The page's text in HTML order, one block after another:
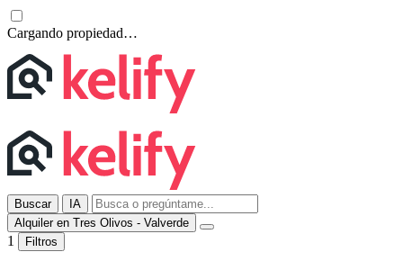
Cargando propiedad…
Buscar
IA
Alquiler en Tres Olivos - Valverde
1 Filtros